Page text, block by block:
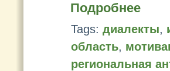
Подробнее
Tags: диалекты,
область,
региональная